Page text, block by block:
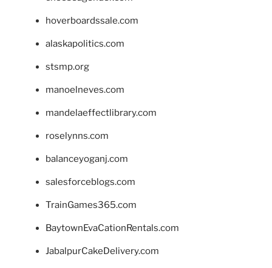
hoverboardssale.com
alaskapolitics.com
stsmp.org
manoelneves.com
mandelaeffectlibrary.com
roselynns.com
balanceyoganj.com
salesforceblogs.com
TrainGames365.com
BaytownEvaCationRentals.com
JabalpurCakeDelivery.com